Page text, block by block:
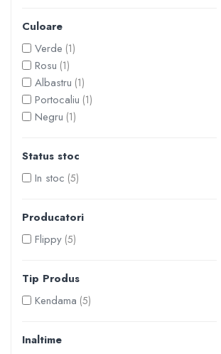
Ustensile pentru Bucătărie
Ustensile pentru Bucătărie
Veselă pentru Masă
Articole pentru Casa si Curatenie
Accesorii Ingrijire Casa
Cutii depozitare
Incalzire si climatizare
Lumanari
Perne Voiaj, Paturi si Textile
Produse Curatenie
Radiatoare si Seminee electrice
Steaguri
Tapet 3D Autoadeziv
Uscatoare si Standere Haine
Culoare
Verde (1)
Rosu (1)
Albastru (1)
Portocaliu (1)
Negru (1)
Status stoc
In stoc (5)
Producatori
Flippy (5)
Tip Produs
Kendama (5)
Inaltime